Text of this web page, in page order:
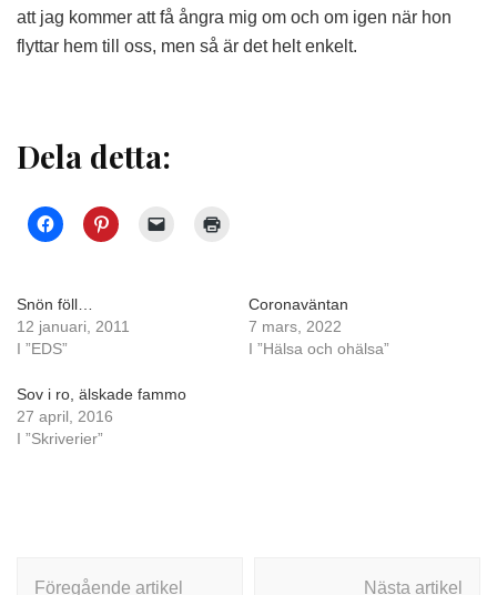
att jag kommer att få ångra mig om och om igen när hon
flyttar hem till oss, men så är det helt enkelt.
Dela detta:
Snön föll…
12 januari, 2011
I ”EDS”
Coronaväntan
7 mars, 2022
I ”Hälsa och ohälsa”
Sov i ro, älskade fammo
27 april, 2016
I ”Skriverier”
Föregående artikel Nästa artikel